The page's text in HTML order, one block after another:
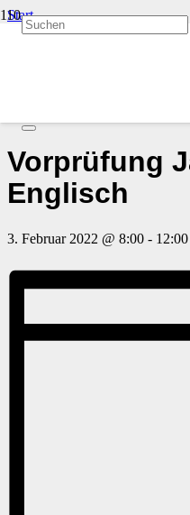
Start
Veranstaltungen
Vorprüfung
Englisch
3. Februar 2022 @ 8:00 - 12:00